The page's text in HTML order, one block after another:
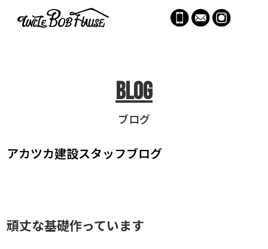
Blog
ブログ
アカツカ建設スタッフブログ
頑丈な基礎作っています